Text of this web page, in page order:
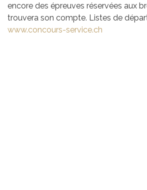
encore des épreuves réservées aux
trouvera son compte. Listes de
www.concours-service.ch